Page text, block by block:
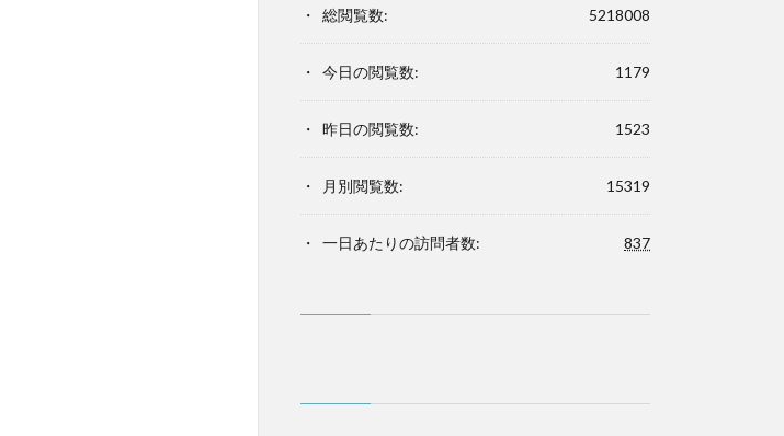
5218008
総閲覧数:
1179
今日の閲覧数:
1523
昨日の閲覧数:
15319
月別閲覧数:
837
一日あたりの訪問者数: